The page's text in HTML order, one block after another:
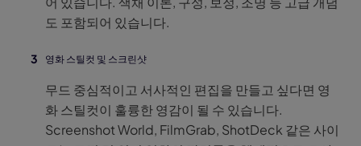
도 포함되어 있습니다.
영화 스틸컷 및 스크린샷
무드 중심적이고 서사적인 편집을 만들고 싶다면 영
화 스틸컷이 훌륭한 영감이 될 수 있습니다.
Screenshot World, FilmGrab, ShotDeck 같은 사이